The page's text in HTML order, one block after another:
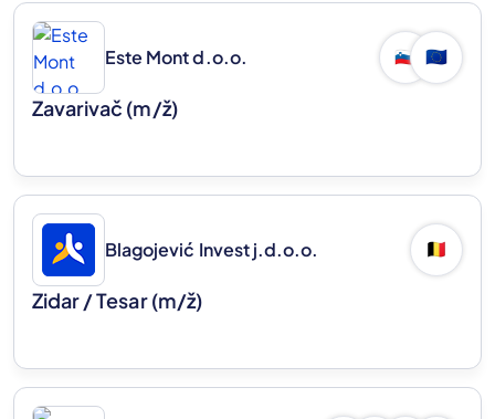
Este Mont d.o.o. 🇸🇮 🇪🇺
Zavarivač (m/ž)
Blagojević Invest j.d.o.o. 🇧🇪
Zidar / Tesar(m/ž)